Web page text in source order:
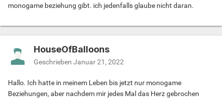
monogame beziehung gibt. ich jedenfalls glaube nicht daran.
HouseOfBalloons
Geschrieben Januar 21, 2022
Hallo. Ich hatte in meinem Leben bis jetzt nur monogame
Beziehungen, aber nachdem mir jedes Mal das Herz gebrochen